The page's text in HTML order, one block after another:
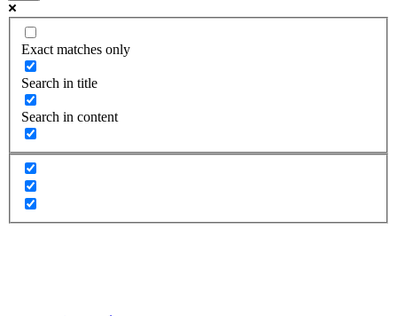
Exact matches only
Search in title
Search in content